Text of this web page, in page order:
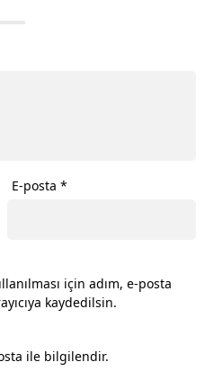
E-posta*
için adım, e-posta
kaydedilsin.
ile bilgilendir.